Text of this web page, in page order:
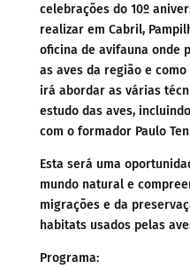
celebrações do 10º
realizar em Cabril,
oficina de avifauna onde
as aves da região e
irá abordar as várias
estudo das aves,
com o formador Paulo
Esta será uma
mundo natural e
migrações e da
habitats usados pelas
Programa: